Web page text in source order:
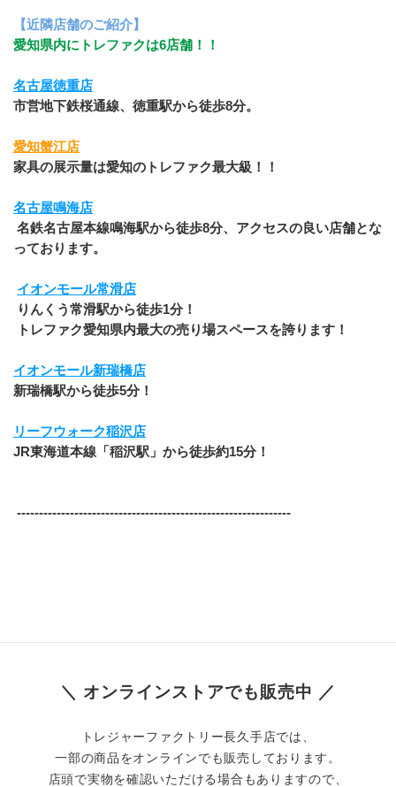
【近隣店舗のご紹介】
愛知県内にトレファクは6店舗！！
名古屋徳重店
市営地下鉄桜通線、徳重駅から徒歩8分。
愛知蟹江店
家具の展示量は愛知のトレファク最大級！！
名古屋鳴海店
っております。
イオンモール常滑店
りんくう常滑駅から徒歩1分！
トレファク愛知県内最大の売り場スペースを誇ります！
イオンモール新瑞橋店
新瑞橋駅から徒歩5分！
リーフウォーク稲沢店
JR東海道本線「稲沢駅」から徒歩約15分！
​--------------------------------------------------------------
＼ オンラインストアでも販売中 ／
トレジャーファクトリー長久手店では、
一部の商品をオンラインでも販売しております。
店頭で実物を確認いただける場合もありますので、